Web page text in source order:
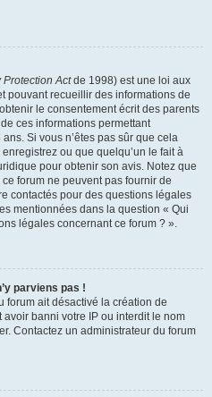
Protection Actde 1998) est une loi aux
pouvant recueillir des informations de
le consentement écrit des parents
ces informations permettant
Si vous n’êtes pas sûr que cela
ou que quelqu’un le fait à
pour obtenir son avis. Notez que
forum ne peuvent pas fournir de
contactés pour des questions légales
mentionnées dans la question « Qui
légales concernant ce forum ? ».
parviens pas !
forum ait désactivé la création de
banni votre IP ou interdit le nom
Contactez un administrateur du forum